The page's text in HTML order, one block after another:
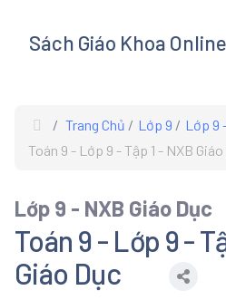
Sách Giáo Khoa Online
Trang Chủ Lớp 9
Lớp 9
Toán 9 - Lớp 9 - Tập 1 - NXB
Lớp 9 - NXB Giáo Dục
Toán 9 - Lớp 9 -
Giáo Dục